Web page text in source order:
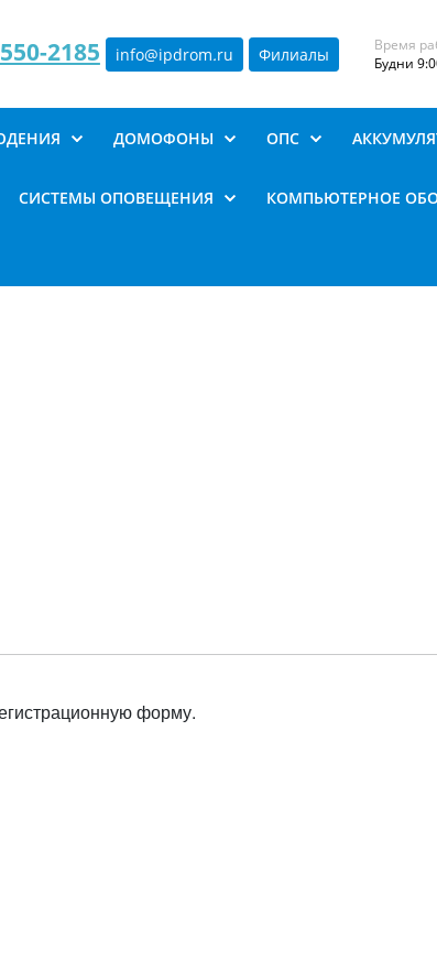
2185 info@ipdrom.ru Филиалы
Время
Будни
ДОМОФОНЫ ОПС
СИСТЕМЫ ОПОВЕЩЕНИЯ КОМПЬЮТЕРНОЕ
форму.